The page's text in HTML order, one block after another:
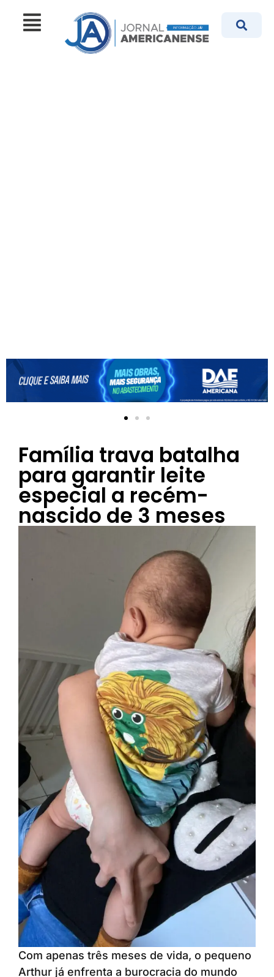
Família trava batalha
para garantir leite
especial a recém-
nascido de 3 meses
Com apenas três meses de vida, o pequeno
Arthur já enfrenta a burocracia do mundo